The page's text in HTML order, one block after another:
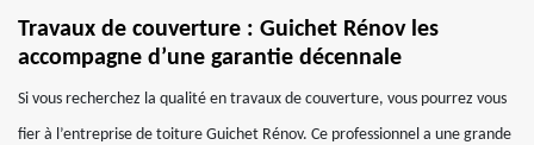
Travaux de couverture : Guichet Rénov les
accompagne d’une garantie décennale
Si vous recherchez la qualité en travaux de couverture, vous pourrez vous
fier à l’entreprise de toiture Guichet Rénov. Ce professionnel a une grande